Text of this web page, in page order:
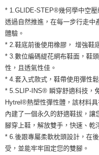
３．收到繳費通知簡訊後14天
※ 請注意：結帳手續完成當下不
購買商品的店家。未經商家同意
後付繳納相關費用。
※ 交易是否成功請以「AFTEE
是否繳費成功／繳費後需取消
客戶支援中心」https://
【注意事項】
易，需依本服務之必要範圍內
權轉讓予恩沛科技股份有限公司
２．關於個人資料處理事宜，請
https://aftee.tw/terms/#terms3
３．未成年的使用者請事先徵
「AFTEE先享後付」，若未經
7-11取貨付款
每筆NT$60，滿NT$1,500(含
付款後7-11取貨
每筆NT$60，滿NT$1,500(含
宅配
每筆NT$100，滿NT$1,500(
* 1.GLIDE-STEP®幾何學中空
透過自然推進，在每一步行走中
體驗。
* 2.鞋底前後使用橡膠， 增強鞋
* 3.數位編碼緹花網布鞋面，鞋
性，且透氣性佳。
* 4.套入式款式，鞋帶使用彈性
* 5.SLIP-INS® 瞬穿舒適科技，
Hytrel®熱塑性彈性體，該材料
內建了一個永久的舒適鞋拔，讓
腳穿上鞋，解放雙手，快速、乾
* 6.後跟專屬柔軟枕頭設計，在
受，並能牢牢固定您的雙腳。